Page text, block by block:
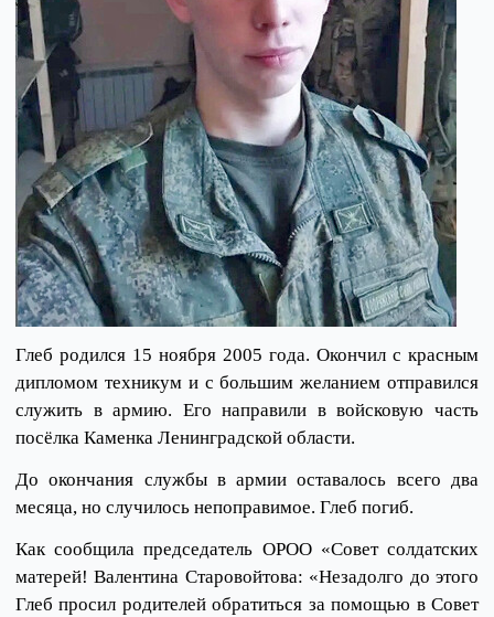
Глеб родился 15 ноября 2005 года. Окончил с красным
дипломом техникум и с большим желанием отправился
служить в армию. Его направили в войсковую часть
посёлка Каменка Ленинградской области.
До окончания службы в армии оставалось всего два
месяца, но случилось непоправимое. Глеб погиб.
Как сообщила председатель ОРОО «Совет солдатских
матерей! Валентина Старовойтова: «Незадолго до этого
Глеб просил родителей обратиться за помощью в Совет